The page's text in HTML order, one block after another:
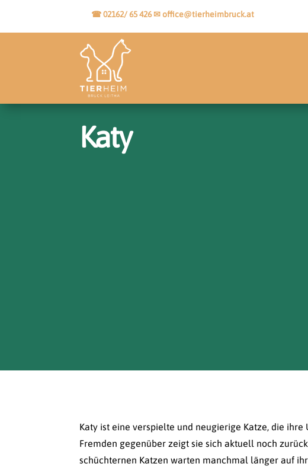
☎ 02162/ 65 426✉office@tierheimbruck.at
Katy
Katy ist eine verspielte und neugierige Katze, die
Fremden gegenüber zeigt sie sich aktuell noch
schüchternen Katzen warten manchmal länger auf